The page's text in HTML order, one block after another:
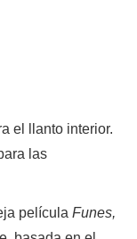
el llanto interior.
las
película Funes,